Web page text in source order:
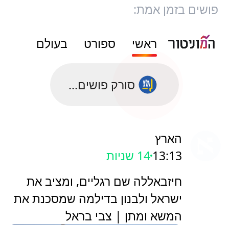
פושים בזמן אמת:
ראשי ספורט בעולם
סורק פושים...
הארץ
13:1316 שניות
‏חיזבאללה שם רגליים, ומציב את
ישראל ולבנון בדילמה שמסכנת את
המשא ומתן | צבי בראל